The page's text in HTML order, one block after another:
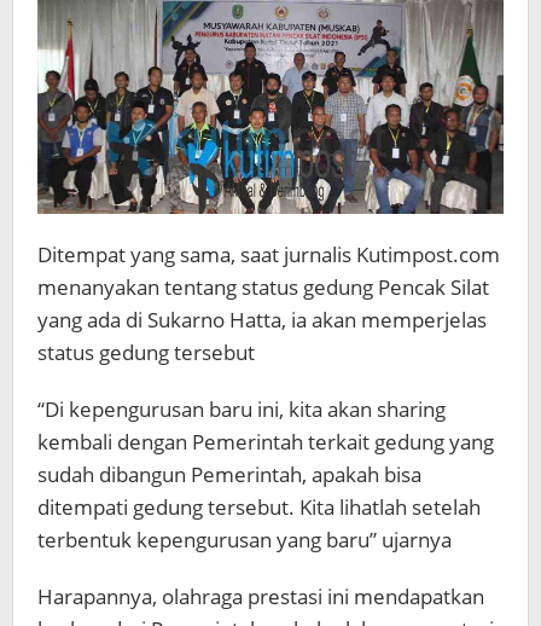
Ditempat yang sama, saat jurnalis Kutimpost.com
menanyakan tentang status gedung Pencak Silat
yang ada di Sukarno Hatta, ia akan memperjelas
status gedung tersebut
“Di kepengurusan baru ini, kita akan sharing
kembali dengan Pemerintah terkait gedung yang
sudah dibangun Pemerintah, apakah bisa
ditempati gedung tersebut. Kita lihatlah setelah
terbentuk kepengurusan yang baru” ujarnya
Harapannya, olahraga prestasi ini mendapatkan